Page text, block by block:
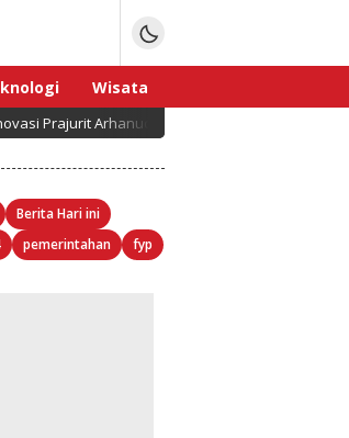
Wisata
Prajurit Arhanud TNI AD, Simulator Mistral
Berita Hari ini
pemerintahan fyp